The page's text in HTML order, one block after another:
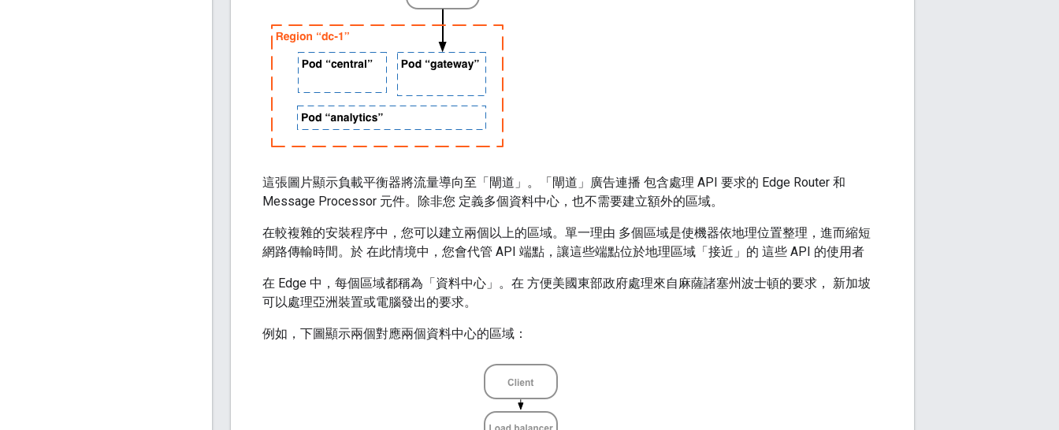
這張圖片顯示負載平衡器將流量導向至「閘道」。「閘道」廣告連播 包含處理 API 要求的 Edge Router 和
Message Processor 元件。除非您 定義多個資料中心，也不需要建立額外的區域。
在較複雜的安裝程序中，您可以建立兩個以上的區域。單一理由 多個區域是使機器依地理位置整理，進而縮短
網路傳輸時間。於 在此情境中，您會代管 API 端點，讓這些端點位於地理區域「接近」的 這些 API 的使用者
在 Edge 中，每個區域都稱為「資料中心」 。在 方便美國東部政府處理來自麻薩諸塞州波士頓的要求， 新加坡
可以處理亞洲裝置或電腦發出的要求。
例如，下圖顯示兩個對應兩個資料中心的區域：